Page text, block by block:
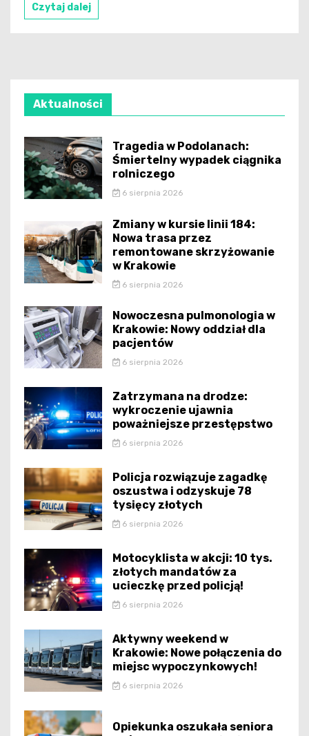
Czytaj dalej
Aktualności
Tragedia w Podolanach:
Śmiertelny wypadek ciągnika
rolniczego
6 sierpnia 2026
Zmiany w kursie linii 184:
Nowa trasa przez
remontowane skrzyżowanie
w Krakowie
6 sierpnia 2026
Nowoczesna pulmonologia w
Krakowie: Nowy oddział dla
pacjentów
6 sierpnia 2026
Zatrzymana na drodze:
wykroczenie ujawnia
poważniejsze przestępstwo
6 sierpnia 2026
Policja rozwiązuje zagadkę
oszustwa i odzyskuje 78
tysięcy złotych
6 sierpnia 2026
Motocyklista w akcji: 10 tys.
złotych mandatów za
ucieczkę przed policją!
6 sierpnia 2026
Aktywny weekend w
Krakowie: Nowe połączenia do
miejsc wypoczynkowych!
6 sierpnia 2026
Opiekunka oszukała seniora